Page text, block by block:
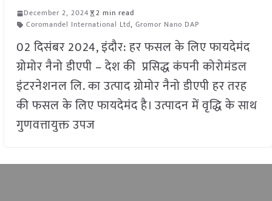
December 2, 2024
2 min read
Coromandel International Ltd, Gromor Nano DAP
02 दिसंबर 2024, इंदौर: हर फसल के लिए फायदेमंद
ग्रोमोर नैनो डीएपी – देश की प्रसिद्ध कंपनी कोरोमंडल
इंटरनेशनल लि. का उत्पाद ग्रोमोर नैनो डीएपी हर तरह
की फसल के लिए फायदेमंद है। उत्पादन में वृद्धि के साथ
गुणवत्तायुक्त उपज